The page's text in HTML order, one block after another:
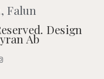
Falun
Design
Ab